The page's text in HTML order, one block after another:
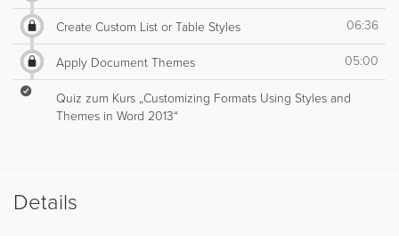
Create Custom List or Table Styles 06:36
Apply Document Themes 05:00
Quiz zum Kurs „Customizing Formats Using Styles and
Themes in Word 2013“
Details